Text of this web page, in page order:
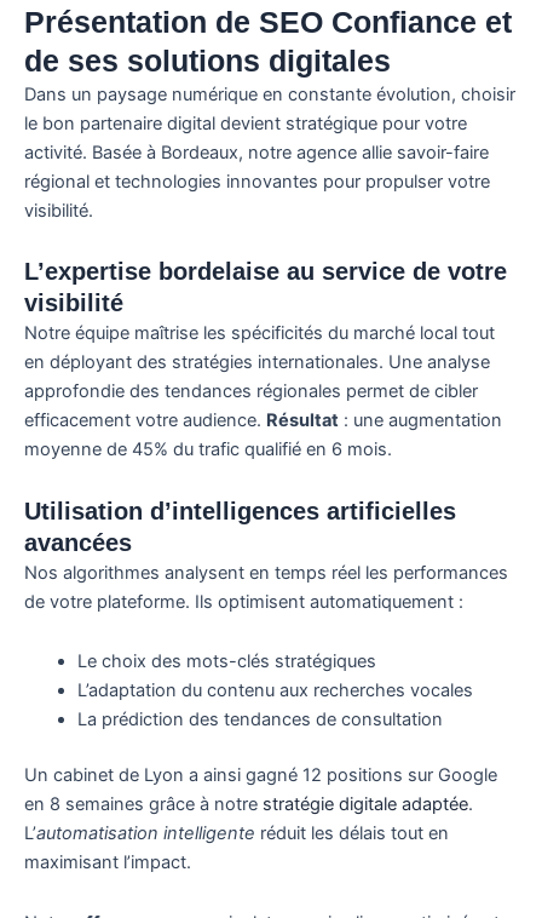
Présentation de SEO Confiance et
de ses solutions digitales
Dans un paysage numérique en constante évolution, choisir
le bon partenaire digital devient stratégique pour votre
activité. Basée à Bordeaux, notre agence allie savoir-faire
régional et technologies innovantes pour propulser votre
visibilité.
L’expertise bordelaise au service de votre
visibilité
Notre équipe maîtrise les spécificités du marché local tout
en déployant des stratégies internationales. Une analyse
approfondie des tendances régionales permet de cibler
efficacement votre audience. Résultat : une augmentation
moyenne de 45% du trafic qualifié en 6 mois.
Utilisation d’intelligences artificielles
avancées
Nos algorithmes analysent en temps réel les performances
de votre plateforme. Ils optimisent automatiquement :
Le choix des mots-clés stratégiques
L’adaptation du contenu aux recherches vocales
La prédiction des tendances de consultation
Un cabinet de Lyon a ainsi gagné 12 positions sur Google
en 8 semaines grâce à notre stratégie digitale adaptée.
L’automatisation intelligente réduit les délais tout en
maximisant l’impact.